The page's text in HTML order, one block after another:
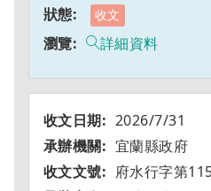
收文
詳細資料
2026/7/31
宜蘭縣政府
府水行字第